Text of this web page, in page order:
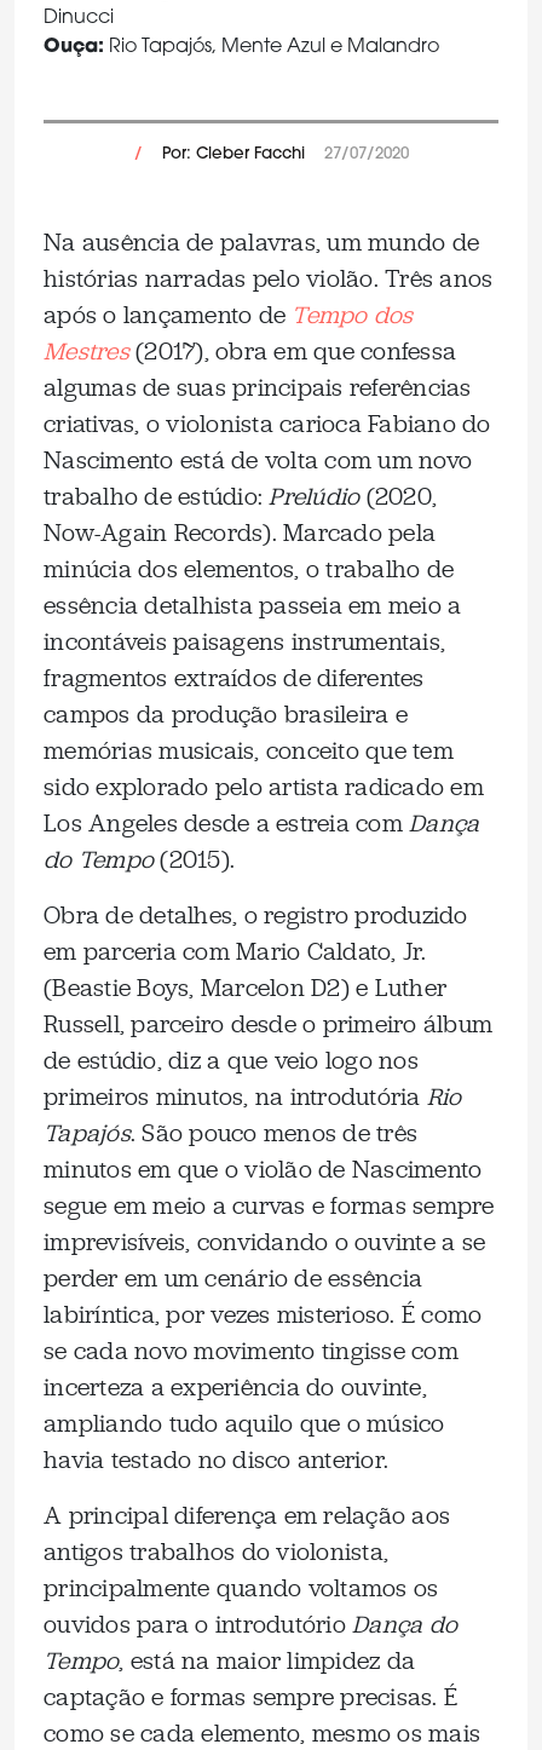
Dinucci
Ouça: Rio Tapajós, Mente Azul e Malandro
/ Por: Cleber Facchi 27/07/2020
Na ausência de palavras, um mundo de
histórias narradas pelo violão. Três anos
após o lançamento de Tempo dos
Mestres(2017), obra em que confessa
algumas de suas principais referências
criativas, o violonista carioca Fabiano do
Nascimento está de volta com um novo
trabalho de estúdio:Prelúdio(2020,
Now-Again Records). Marcado pela
minúcia dos elementos, o trabalho de
essência detalhista passeia em meio a
incontáveis paisagens instrumentais,
fragmentos extraídos de diferentes
campos da produção brasileira e
memórias musicais, conceito que tem
sido explorado pelo artista radicado em
Los Angeles desde a estreia comDança
do Tempo(2015).
Obra de detalhes, o registro produzido
em parceria com Mario Caldato, Jr.
(Beastie Boys, Marcelon D2) e Luther
Russell, parceiro desde o primeiro álbum
de estúdio, diz a que veio logo nos
primeiros minutos, na introdutória Rio
Tapajós. São pouco menos de três
minutos em que o violão de Nascimento
segue em meio a curvas e formas sempre
imprevisíveis, convidando o ouvinte a se
perder em um cenário de essência
labiríntica, por vezes misterioso. É como
se cada novo movimento tingisse com
incerteza a experiência do ouvinte,
ampliando tudo aquilo que o músico
havia testado no disco anterior.
A principal diferença em relação aos
antigos trabalhos do violonista,
principalmente quando voltamos os
ouvidos para o introdutórioDança do
Tempo, está na maior limpidez da
captação e formas sempre precisas. É
como se cada elemento, mesmo os mais